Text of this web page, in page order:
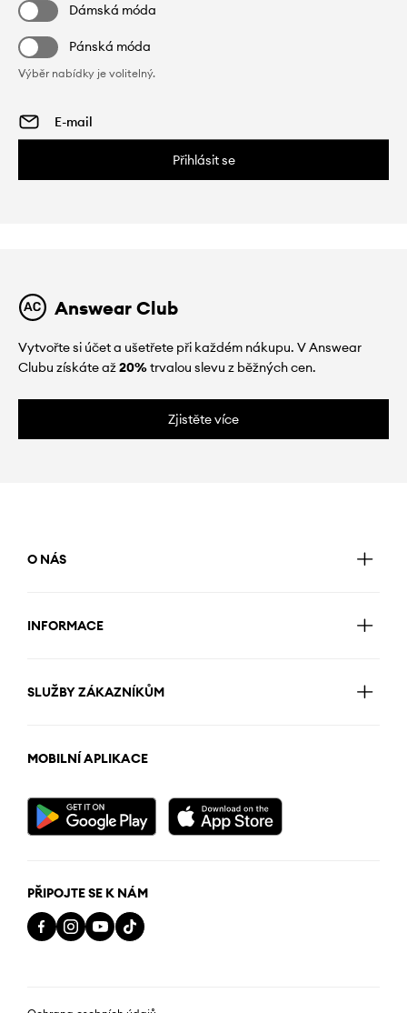
Dámská móda
Pánská móda
Výběr nabídky je volitelný.
Přihlásit se
Answear Club
Vytvořte si účet a ušetřete při každém nákupu. V Answear
Clubu získáte až20%trvalou slevu z běžných cen.
Zjistěte více
O NÁS
INFORMACE
SLUŽBY ZÁKAZNÍKŮM
MOBILNÍ APLIKACE
PŘIPOJTE SE K NÁM